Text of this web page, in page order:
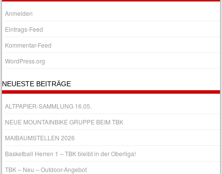
Anmelden
Eintrags-Feed
Kommentar-Feed
WordPress.org
NEUESTE BEITRÄGE
ALTPAPIER-SAMMLUNG 16.05.
NEUE MOUNTAINBIKE GRUPPE BEIM TBK
MAIBAUMSTELLEN 2026
Basketball Herren 1 – TBK bleibt in der Oberliga!
TBK – Neu – Outdoor-Angebot